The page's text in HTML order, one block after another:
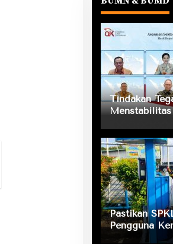
Tindakan
Sektor
Pastikan
Pengguna
ULP Nusa